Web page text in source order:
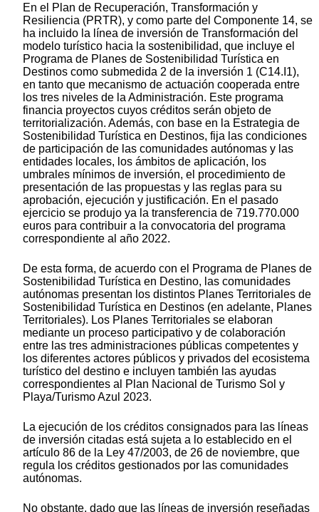
En el Plan de Recuperación, Transformación y
Resiliencia (PRTR), y como parte del Componente 14, se
ha incluido la línea de inversión de Transformación del
modelo turístico hacia la sostenibilidad, que incluye el
Programa de Planes de Sostenibilidad Turística en
Destinos como submedida 2 de la inversión 1 (C14.I1),
en tanto que mecanismo de actuación cooperada entre
los tres niveles de la Administración. Este programa
financia proyectos cuyos créditos serán objeto de
territorialización. Además, con base en la Estrategia de
Sostenibilidad Turística en Destinos, fija las condiciones
de participación de las comunidades autónomas y las
entidades locales, los ámbitos de aplicación, los
umbrales mínimos de inversión, el procedimiento de
presentación de las propuestas y las reglas para su
aprobación, ejecución y justificación. En el pasado
ejercicio se produjo ya la transferencia de 719.770.000
euros para contribuir a la convocatoria del programa
correspondiente al año 2022.
De esta forma, de acuerdo con el Programa de Planes de
Sostenibilidad Turística en Destino, las comunidades
autónomas presentan los distintos Planes Territoriales de
Sostenibilidad Turística en Destinos (en adelante, Planes
Territoriales). Los Planes Territoriales se elaboran
mediante un proceso participativo y de colaboración
entre las tres administraciones públicas competentes y
los diferentes actores públicos y privados del ecosistema
turístico del destino e incluyen también las ayudas
correspondientes al Plan Nacional de Turismo Sol y
Playa/Turismo Azul 2023.
La ejecución de los créditos consignados para las líneas
de inversión citadas está sujeta a lo establecido en el
artículo 86 de la Ley 47/2003, de 26 de noviembre, que
regula los créditos gestionados por las comunidades
autónomas.
No obstante, dado que las líneas de inversión reseñadas